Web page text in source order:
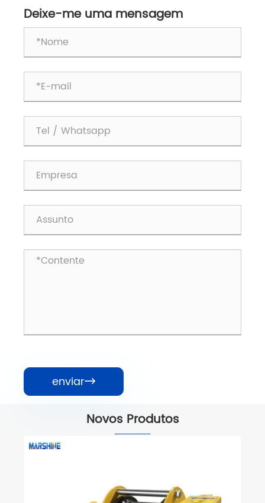
Deixe-me uma mensagem
enviar
Novos Produtos